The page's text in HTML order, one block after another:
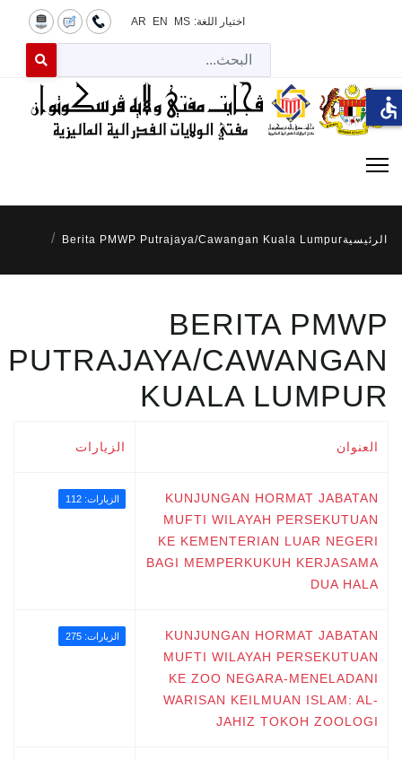
اختيار اللغة: MS
EN
AR
for results.
الرئيسيةBerita PMWP Putrajaya/Cawangan Kuala Lumpur
BERITA PMWP
PUTRAJAYA/CAWANGAN
KUALA LUMPUR
العنوان الزيارات
KUNJUNGAN HORMAT JABATAN
MUFTI WILAYAH PERSEKUTUAN
KE KEMENTERIAN LUAR NEGERI
BAGI MEMPERKUKUH KERJASAMA
DUA HALA
الزيارات: 112
KUNJUNGAN HORMAT JABATAN
MUFTI WILAYAH PERSEKUTUAN
KE ZOO NEGARA-MENELADANI
WARISAN KEILMUAN ISLAM: AL-
JAHIZ TOKOH ZOOLOGI
الزيارات: 275
accessible